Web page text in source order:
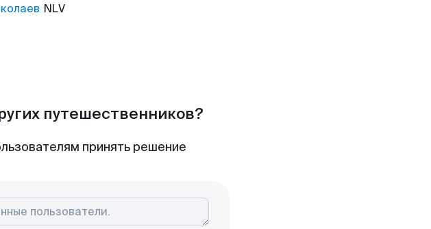
NLV
путешественников?
принять решение